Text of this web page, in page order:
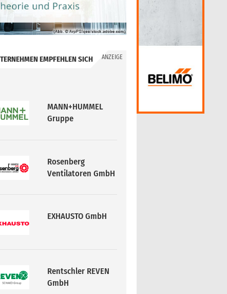
EMPFEHLEN SICH ANZEIGE
Rosenberg
Ventilatoren GmbH
EXHAUSTO GmbH
Rentschler REVEN
Airflow Lufttechnik
GmbH